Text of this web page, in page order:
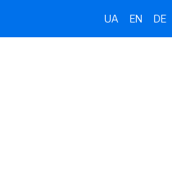
UA EN DE